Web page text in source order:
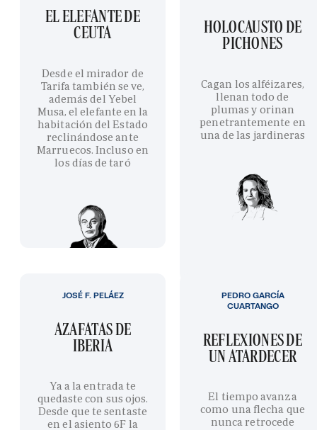
EL ELEFANTE DE
CEUTA
Desde el mirador de
Tarifa también se ve,
además del Yebel
Musa, el elefante en la
habitación del Estado
reclinándose ante
Marruecos. Incluso en
los días de taró
HOLOCAUSTO DE
PICHONES
Cagan los alféizares,
llenan todo de
plumas y orinan
penetrantemente en
una de las jardineras
AZAFATAS DE
IBERIA
Ya a la entrada te
quedaste con sus ojos.
Desde que te sentaste
en el asiento 6F la
JOSÉ F. PELÁEZ
REFLEXIONES DE
UN ATARDECER
El tiempo avanza
como una flecha que
nunca retrocede
PEDRO GARCÍA
CUARTANGO